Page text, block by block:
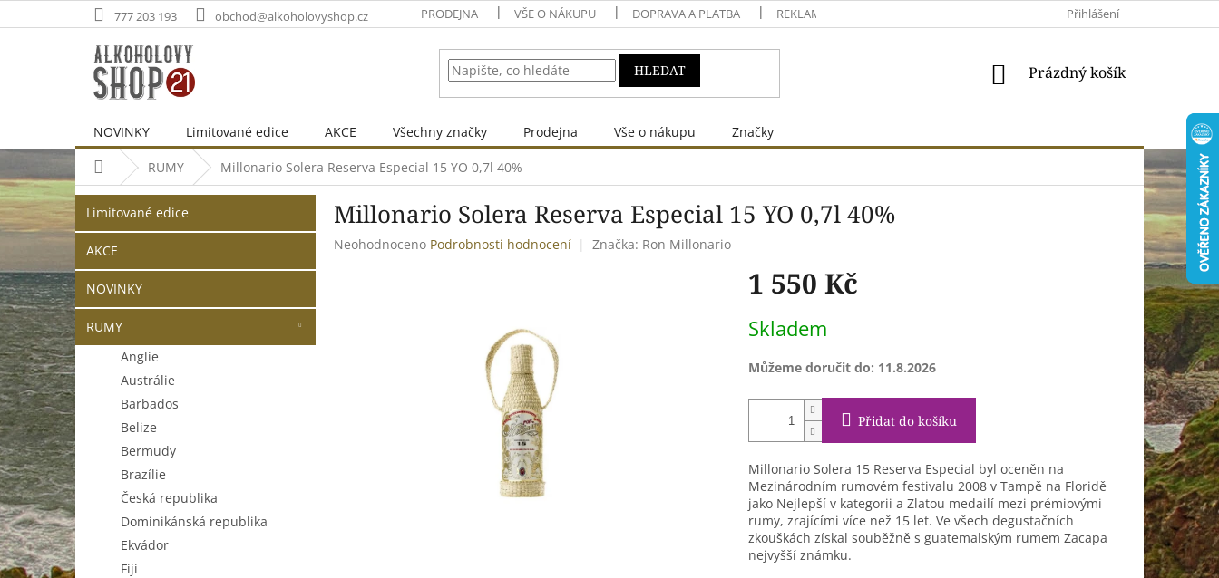
na
777 203 193 obchod@alkoholovyshop.cz PRODEJNA VŠE O NÁKUPU DOPRAVA A PLATBA REKLAMACE A VRÁCENÍ VŠEOBECNÉ OBCHODNÍ
Přihlášení
HLEDAT
NÁKUPNÍ
Prázdný košík
NOVINKY Limitované edice AKCE Všechny značky Prodejna Vše o nákupu Značky
Domů RUMY Millonario Solera Reserva Especial 15 YO 0,7l 40%
P
o
s
r
a
n
n
í
p
a
n
e
l
kategorie
Limitované edice
AKCE
NOVINKY
RUMY
Anglie
Austrálie
Barbados
Belize
Bermudy
Brazílie
Česká republika
Dominikánská republika
Ekvádor
Fiji
Millonario Solera Reserva Especial 15 YO 0,7l 40%
Průměrné
Neohodnoceno Podrobnosti hodnocení Značka: Ron Millonario
1 550 Kč
cena:
Skladem
Můžeme doručit do: 11.8.2026
Přidat do košíku
Millonario Solera 15 Reserva Especial byl oceněn na
Mezinárodním rumovém festivalu 2008 v Tampě na Floridě
jako Nejlepší v kategorii a Zlatou medailí mezi prémiovými
rumy, zrajícími více než 15 let. Ve všech degustačních
zkouškách získal souběžně s guatemalským rumem Zacapa
nejvyšší známku.